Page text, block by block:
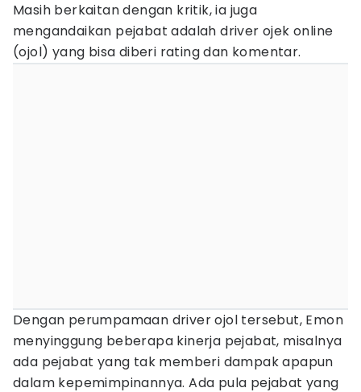
Masih berkaitan dengan kritik, ia juga
mengandaikan pejabat adalah driver ojek online
(ojol) yang bisa diberi rating dan komentar.
Dengan perumpamaan driver ojol tersebut, Emon
menyinggung beberapa kinerja pejabat, misalnya
ada pejabat yang tak memberi dampak apapun
dalam kepemimpinannya. Ada pula pejabat yang